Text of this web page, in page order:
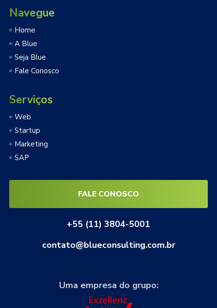
Navegue
Home
A Blue
Seja Blue
Fale Conosco
Serviços
Web
Startup
Marketing
SAP
FALE CONOSCO
+55 (11) 3804-5001
contato@blueconsulting.com.br
Uma empresa do grupo: